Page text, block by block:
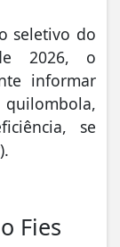
seletivo do
2026, o
informar
se
Fies